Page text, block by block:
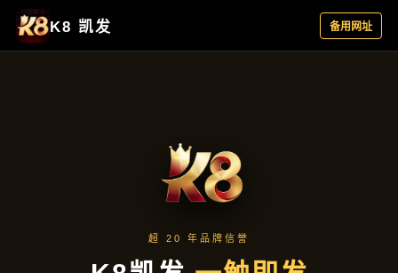
产品分类
首页 产品分类